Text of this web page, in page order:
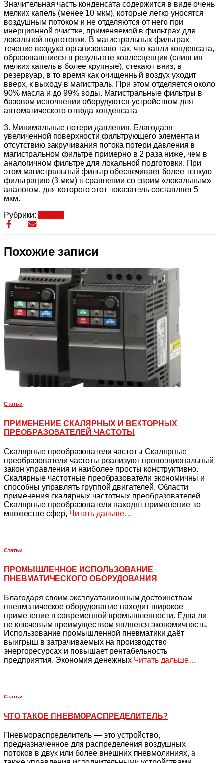
Значительная часть конденсата содержится в виде очень
мелких капель (менее 10 мкм), которые легко уносятся
воздушным потоком и не отделяются от него при
инерционной очистке, применяемой в фильтрах для
локальной подготовки. В магистральных фильтрах
течение воздуха организовано так, что капли конденсата,
образовавшиеся в результате коалесценции (слияния
мелких капель в более крупные), стекают вниз, в
резервуар, в то время как очищенный воздух уходит
вверх, к выходу в магистраль. При этом отделяется около
90% масла и до 99% воды. Магистральные фильтры в
базовом исполнении оборудуются устройством для
автоматического отвода конденсата.
3. Минимальные потери давления. Благодаря
увеличенной поверхности фильтрующего элемента и
отсутствию закручивания потока потери давления в
магистральном фильтре примерно в 2 раза ниже, чем в
аналогичном фильтре для локальной подготовки. При
этом магистральный фильтр обеспечивает более тонкую
фильтрацию (3 мкм) в сравнении со своим «локальным»
аналогом, для которого этот показатель составляет 5
мкм.
Рубрики:
Похожие записи
Статьи
ПРИМЕНЕНИЕ СКАЛЯРНЫХ И ВЕКТОРНЫХ
ПРЕОБРАЗОВАТЕЛЕЙ ЧАСТОТЫ
Скалярные преобразователи частоты Скалярные
преобразователи частоты реализуют пропорциональный
закон управления и наиболее просты конструктивно.
Скалярные частотные преобразователи экономичны и
способны управлять группой двигателей. Области
применения скалярных частотных преобразователей.
Скалярные преобразователи находят применение во
множестве сфер, Читать дальше…
Статьи
ПРОМЫШЛЕННОЕ ИСПОЛЬЗОВАНИЕ
ПНЕВМАТИЧЕСКОГО ОБОРУДОВАНИЯ
Благодаря своим эксплуатационным достоинствам
пневматическое оборудование находит широкое
применение в современной промышленности. Едва ли
не ключевым преимуществом является экономичность.
Использование промышленной пневматики даёт
выигрыш в затрачиваемых на производство
энергоресурсах и повышает рентабельность
предприятия. Экономия денежных Читать дальше…
Статьи
ЧТО ТАКОЕ ПНЕВМОРАСПРЕДЕЛИТЕЛЬ?
Пневмораспределитель — это устройство,
предназначенное для распределения воздушных
потоков в двух или более внешних пневмолиниях, а